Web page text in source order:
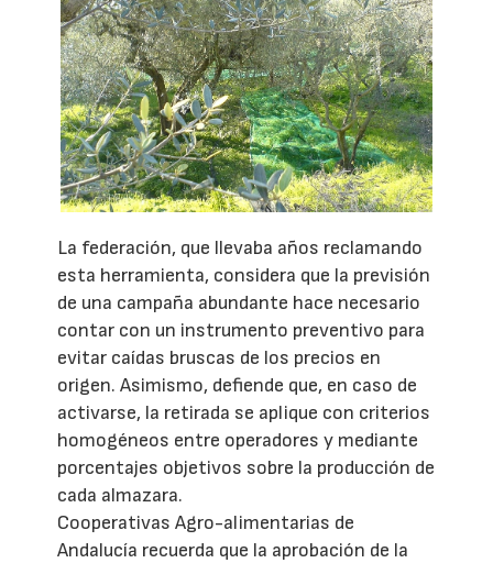
La federación, que llevaba años reclamando
esta herramienta, considera que la previsión
de una campaña abundante hace necesario
contar con un instrumento preventivo para
evitar caídas bruscas de los precios en
origen. Asimismo, defiende que, en caso de
activarse, la retirada se aplique con criterios
homogéneos entre operadores y mediante
porcentajes objetivos sobre la producción de
cada almazara.
Cooperativas Agro-alimentarias de
Andalucía recuerda que la aprobación de la